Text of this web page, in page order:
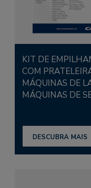
KIT DE EMPILHAMENTO UNIVERSAL
COM
MÁQUINAS DE
MÁQUINAS DE
DESCUBRA MAIS